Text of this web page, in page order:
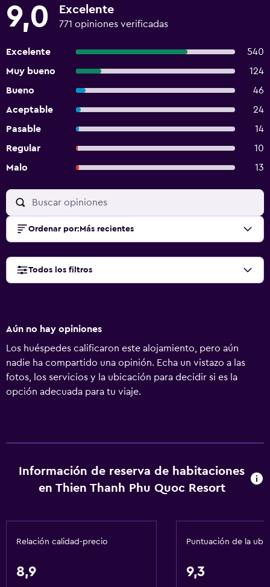
9,0 Excelente
771 opiniones verificadas
Excelente
540
Muy bueno
124
Bueno
46
Aceptable
24
Pasable
14
Regular
10
Malo
13
Ordenar por: Más recientes
Todos los filtros
Aún no hay opiniones
Los huéspedes calificaron este alojamiento, pero aún
nadie ha compartido una opinión. Echa un vistazo a las
fotos, los servicios y la ubicación para decidir si es la
opción adecuada para tu viaje.
Información de reserva de habitaciones
en Thien Thanh Phu Quoc Resort
Relación calidad-precio
8,9
Puntuación de la
9,3